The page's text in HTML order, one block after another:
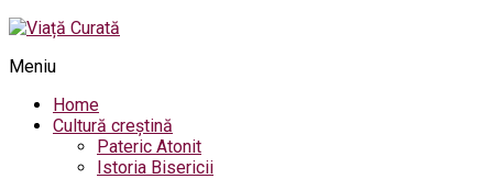
Meniu
Home
Cultură creștină
Pateric Atonit
Istoria Bisericii